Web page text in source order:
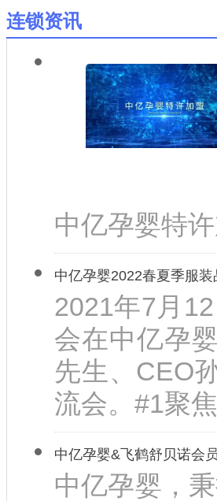
连锁资讯
中亿孕婴特
中亿孕婴2022春夏季服
2021年7月
会在中亿孕
先生、CEO
流会。#1聚
中亿孕婴&飞鹤舒贝诺会
中亿孕婴，